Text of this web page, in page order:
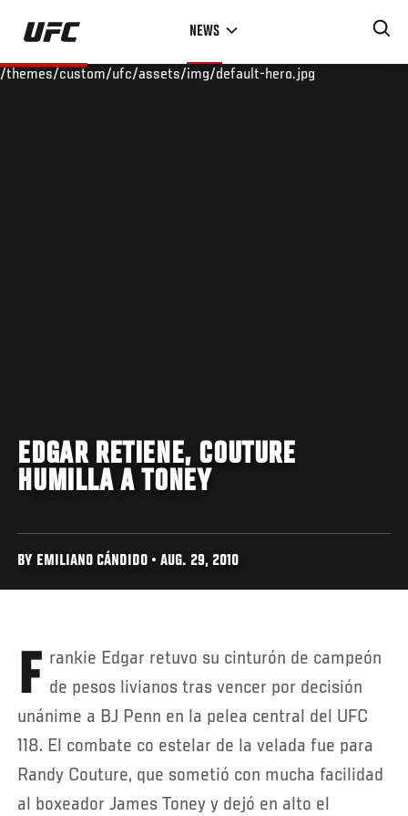
Skip
main
NEWS
/themes/custom/ufc/assets/img/default-hero.jpg
EDGAR RETIENE, COUTURE
HUMILLA A TONEY
BY EMILIANO CÁNDIDO • AUG. 29, 2010
Frankie Edgar retuvo su cinturón de campeón de pesos livianos tras vencer por decisión
unánime a BJ Penn en la pelea central del UFC
118. El combate co estelar de la velada fue para
Randy Couture, que sometió con mucha facilidad
al boxeador James Toney y dejó en alto el